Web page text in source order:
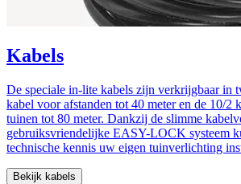
Kabels
De speciale in-lite kabels zijn verkrijgbaar in
kabel voor afstanden tot 40 meter en de 10/2
tuinen tot 80 meter. Dankzij de slimme
gebruiksvriendelijke EASY-LOCK systeem
technische kennis uw eigen tuinverlichting
Bekijk kabels